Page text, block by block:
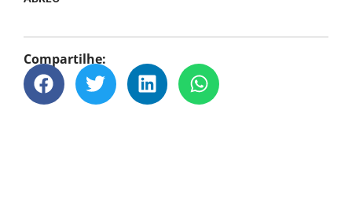
Compartilhe: